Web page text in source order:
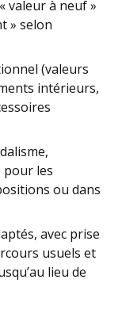
valeur à neuf »
» selon
(valeurs
intérieurs,
les
ou dans
avec prise
usuels et
lieu de